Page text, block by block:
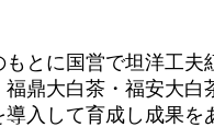
とに国営で坦洋工夫
鼎大白茶・福安大白
入して育成し成果を